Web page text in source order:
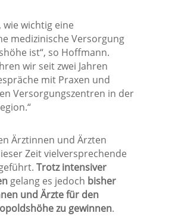
wie wichtig eine
medizinische Versorgung
ist“, so Hoffmann.
wir seit zwei Jahren
mit Praxen und
Versorgungszentren in der
Ärztinnen und Ärzten
Zeit vielversprechende
Trotz intensiver
gelang es jedoch bisher
und Ärzte für den
zu gewinnen.